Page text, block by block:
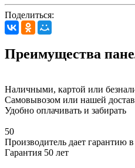
Поделиться:
Преимущества
Наличными, картой или
Самовывозом или нашей
Удобно оплачивать и забирать
50
Производитель дает гарантию
Гарантия 50 лет